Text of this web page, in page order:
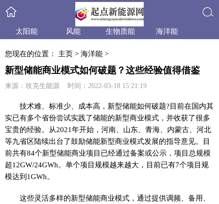
搜索
太阳能 风能 生物质能
海洋能
政策法规
产业信息
您现在的位置： 主页 > 海洋能 >
新型储能商业模式如何破题？这些经验值得借鉴
来源：玫克生能源 时间：2022-03-18 15:21:19
技术难、标准少、成本高，新型储能如何破题?目前在国内其
实已有多个省份尝试实践了储能的新型商业模式，并收获了很多
宝贵的经验。从2021年开始，河南、山东、青海、内蒙古、河北
等九省区陆续出台了鼓励储能新型商业模式发展的指导意见。目
前共有84个新型储能商业项目已经通过备案或公示，项目总规模
超12GW/24GWh。单个项目规模越来越大，目前已有7个项目规
模达到1GWh。
这些灵活多样的新型储能商业模式，通过提供调频、备用、